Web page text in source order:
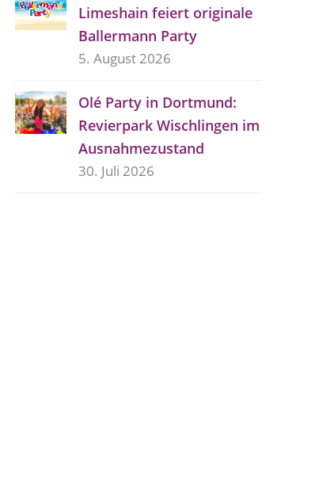
Limeshain feiert originale
Ballermann Party
5. August 2026
Olé Party in Dortmund:
Revierpark Wischlingen im
Ausnahmezustand
30. Juli 2026